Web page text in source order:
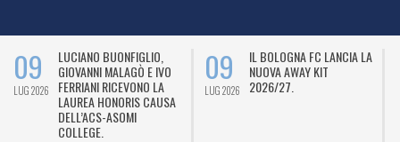
09
LUG 2026
LUCIANO BUONFIGLIO,
GIOVANNI MALAGÒ E IVO
FERRIANI RICEVONO LA
LAUREA HONORIS CAUSA
DELL’ACS-ASOMI
COLLEGE.
09
LUG 2026
IL BOLOGNA FC LANCIA LA
NUOVA AWAY KIT
2026/27.